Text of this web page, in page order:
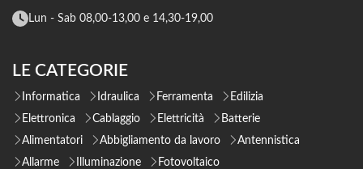
Lun - Sab 08,00-13,00 e 14,30-19,00
LE CATEGORIE
Informatica Idraulica Ferramenta
Edilizia
Elettronica
Cablaggio Elettricità
Batterie
Alimentatori
Abbigliamento da lavoro
Antennistica
Allarme
Illuminazione
Fotovoltaico